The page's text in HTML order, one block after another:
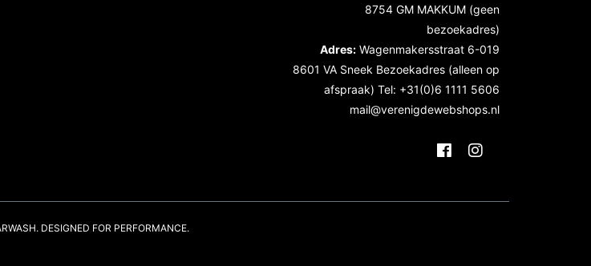
8754 GM MAKKUM (geen
bezoekadres)
Adres: Wagenmakersstraat 6-019
8601 VA Sneek Bezoekadres (alleen op
afspraak) Tel: +31(0)6 1111 5606
mail@verenigdewebshops.nl
DESIGNED FOR PERFORMANCE.